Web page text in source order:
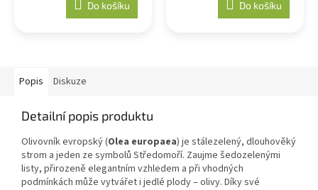
Do košíku Do košíku
Popis Diskuze
Detailní popis produktu
Olivovník evropský (Olea europaea) je stálezelený, dlouhověký
strom a jeden ze symbolů Středomoří. Zaujme šedozelenými
listy, přirozeně elegantním vzhledem a při vhodných
podmínkách může vytvářet i jedlé plody – olivy. Díky své